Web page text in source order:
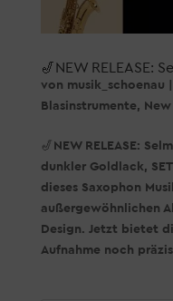
🎷NEW RELEASE:
von musik_schoenau
Blasinstrumente,
🎷NEW RELEASE:
dunkler Goldlack,
dieses Saxophon
außergewöhnlichen
Design. Jetzt bietet
Aufnahme noch